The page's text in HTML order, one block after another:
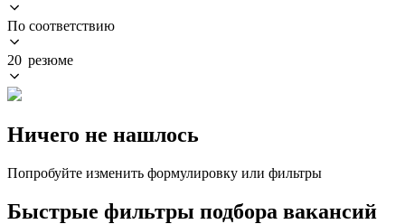
По соответствию
20 резюме
Ничего не нашлось
Попробуйте изменить формулировку или фильтры
Быстрые фильтры подбора вакансий